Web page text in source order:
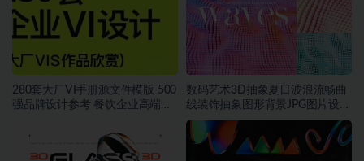
280套大厂VI手册源文件模版 500
强品牌设计参考 餐饮企业高端矢
数码艺术3D抽象夏日波浪流畅曲
线装饰抽象图形背景JPG图片设计
素材